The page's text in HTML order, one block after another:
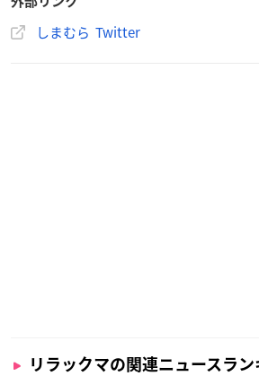
ぜひチェックしてね！
— ファッションセンターしまむら
しまむら Twitter
リラックマの関連ニュースラン